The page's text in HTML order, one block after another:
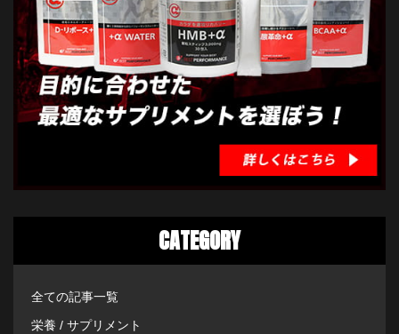
CATEGORY
全ての記事一覧
栄養 / サプリメント